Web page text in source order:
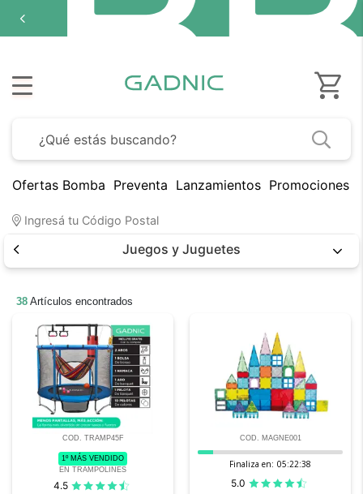
Ofertas Bomba Preventa Lanzamientos Promociones
Ingresá tu Código Postal
Juegos y Juguetes
38 Artículos encontrados
COD. TRAMP45F
1º MÁS VENDIDO
EN TRAMPOLINES
4.5
COD. MAGNE001
Finaliza en: 05:22:37
5.0